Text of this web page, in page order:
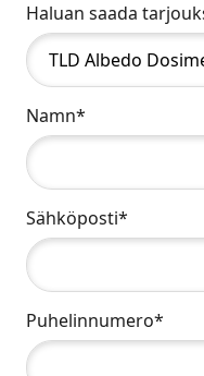
Haluan saada
Namn*
Sähköposti*
Puhelinnumero*